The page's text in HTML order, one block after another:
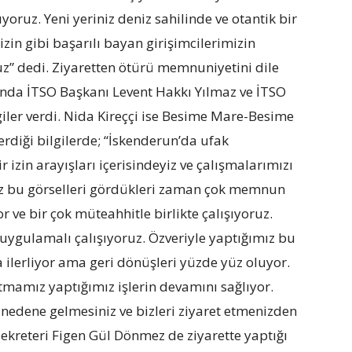
Yeni yeriniz deniz sahilinde ve otantik bir
gibi başarılı bayan girişimcilerimizin
dedi. Ziyaretten ötürü memnuniyetini dile
İTSO Başkanı Levent Hakkı Yılmaz ve İTSO
verdi. Nida Kireççi ise Besime Mare-Besime
bilgilerde; “İskenderun’da ufak
arayışları içerisindeyiz ve çalışmalarımızı
görselleri gördükleri zaman çok memnun
ve bir çok müteahhitle birlikte çalışıyoruz.
çalışıyoruz. Özveriyle yaptığımız bu
ilerliyor ama geri dönüşleri yüzde yüz oluyor.
yaptığımız işlerin devamını sağlıyor.
gelmesiniz ve bizleri ziyaret etmenizden
Figen Gül Dönmez de ziyarette yaptığı